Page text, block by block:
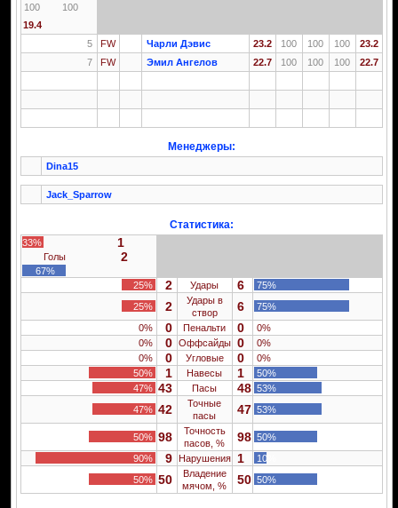
100
100
19.4
5
FW Чарли Дэвис 23.2 100 100 100
23.2
7
FW Эмил Ангелов 22.7 100 100 100 22.7
Менеджеры:
Dina15
Jack_Sparrow
Статистика:
33% 1
Голы 2
67%
25%
2 Удары 6
75%
25%
2
Удары в
створ
6
75%
0%
0 Пенальти 0
0%
0%
0 Оффсайды 0
0%
0%
0 Угловые 0
0%
50%
1 Навесы 1
50%
47% 43 Пасы 48 53%
47% 42
Точные
пасы
47 53%
50% 98
Точность
пасов, %
98 50%
90%
9 Нарушения 1
10%
50% 50
Владение
мячом, %
50 50%